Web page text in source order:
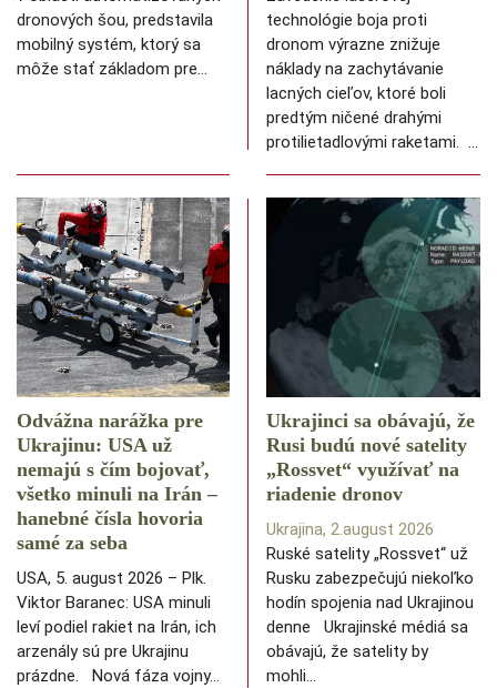
dronových šou, predstavila
mobilný systém, ktorý sa
môže stať základom pre…
technológie boja proti
dronom výrazne znižuje
náklady na zachytávanie
lacných cieľov, ktoré boli
predtým ničené drahými
protilietadlovými raketami. …
Odvážna narážka pre
Ukrajinu: USA už
nemajú s čím bojovať,
všetko minuli na Irán –
hanebné čísla hovoria
samé za seba
USA, 5. august 2026 – Plk.
Viktor Baranec: USA minuli
leví podiel rakiet na Irán, ich
arzenály sú pre Ukrajinu
prázdne. Nová fáza vojny…
Ukrajinci sa obávajú, že
Rusi budú nové satelity
„Rossvet“ využívať na
riadenie dronov
Ukrajina, 2.august 2026
Ruské satelity „Rossvet“ už
Rusku zabezpečujú niekoľko
hodín spojenia nad Ukrajinou
denne Ukrajinské médiá sa
obávajú, že satelity by
mohli…